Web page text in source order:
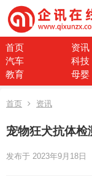
首页 资讯
汽车
科技
教育
母婴
首页 资讯
宠物狂犬抗体
发布于 2023年9月18日